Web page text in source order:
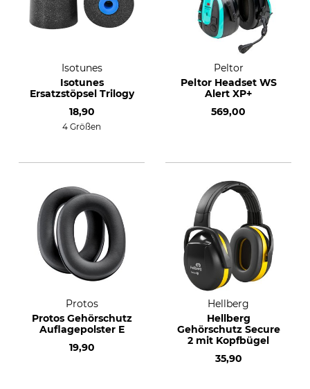
Isotunes
Isotunes
Ersatzstöpsel Trilogy
18,90
4 Größen
Peltor
Peltor Headset WS
Alert XP+
569,00
Protos
Protos Gehörschutz
Auflagepolster E
19,90
Hellberg
Hellberg
Gehörschutz Secure
2 mit Kopfbügel
35,90